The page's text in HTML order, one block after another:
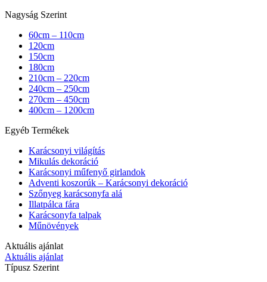
Nagyság Szerint
60cm – 110cm
120cm
150cm
180cm
210cm – 220cm
240cm – 250cm
270cm – 450cm
400cm – 1200cm
Egyéb Termékek
Karácsonyi világítás
Mikulás dekoráció
Karácsonyi műfenyő girlandok
Adventi koszorúk – Karácsonyi dekoráció
Szőnyeg karácsonyfa alá
Illatpálca fára
Karácsonyfa talpak
Műnövények
Aktuális ajánlat
Aktuális ajánlat
Típusz Szerint